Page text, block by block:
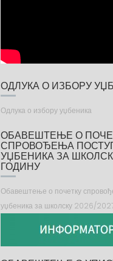
ОДЛУКА О ИЗБОРУ
Одлука о избору уџбеника
ОБАВЕШТЕЊЕ О
СПРОВОЂЕЊА
УЏБЕНИКА ЗА
ГОДИНУ
Обавештење о почетку
уџбеника за школску 2026/